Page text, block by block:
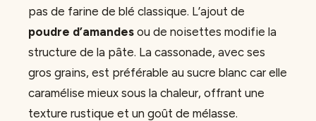
pas de farine de blé classique. L’ajout de
poudre d’amandes ou de noisettes modifie la
structure de la pâte. La cassonade, avec ses
gros grains, est préférable au sucre blanc car elle
caramélise mieux sous la chaleur, offrant une
texture rustique et un goût de mélasse.